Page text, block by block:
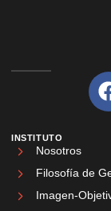
INSTITUTO
Nosotros
Filosofía de
Imagen-